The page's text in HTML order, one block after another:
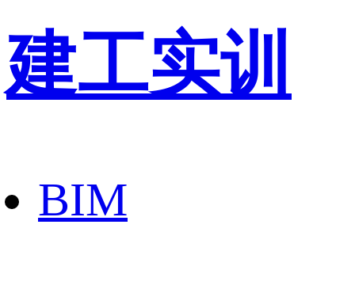
建工实训
BIM